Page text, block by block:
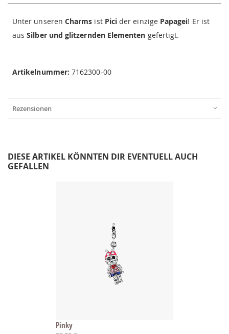
Unter unseren Charms ist Picider einzige Papagei! Er ist
ausSilber und glitzernden Elementen gefertigt.
Artikelnummer: 7162300-00
Rezensionen
DIESE ARTIKEL KÖNNTEN DIR EVENTUELL AUCH
GEFALLEN
Pinky